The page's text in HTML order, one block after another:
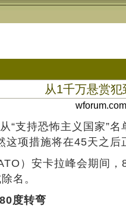
从1千万悬赏犯
wforum.com
“支持恐怖主义国家”
项措施将在45天之后
）安卡拉峰会期间
名。
度转弯